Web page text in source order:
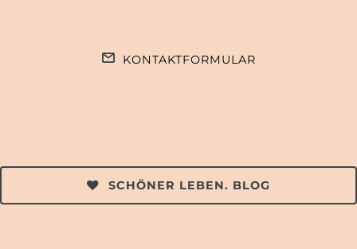
KONTAKTFORMULAR
SCHÖNER LEBEN. BLOG